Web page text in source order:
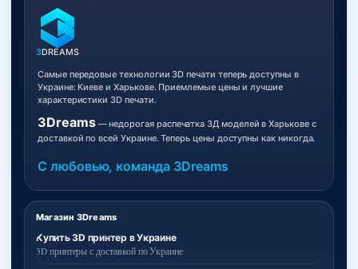
Магазин 3Dreams
Купить 3D принтер в Украине
3D принтеры с доставкой по Украине
3DREAMS
Самые передовые технологии 3D печати теперь доступны в
Украине: Киеве и Харькове. Приемлемые цены и лучшие
характеристики 3D печати.
3Dreams— недорогая распечатка 3Д моделей в Харькове с
доставкой по всей Украине. Теперь цены доступны как никогда.
С любовью, команда 3Dreams